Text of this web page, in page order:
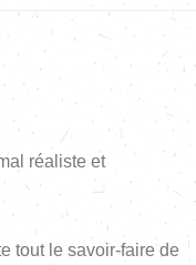
réaliste et
tout le savoir-faire de